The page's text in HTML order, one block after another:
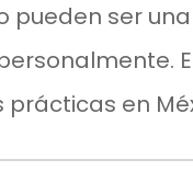
pueden ser
en